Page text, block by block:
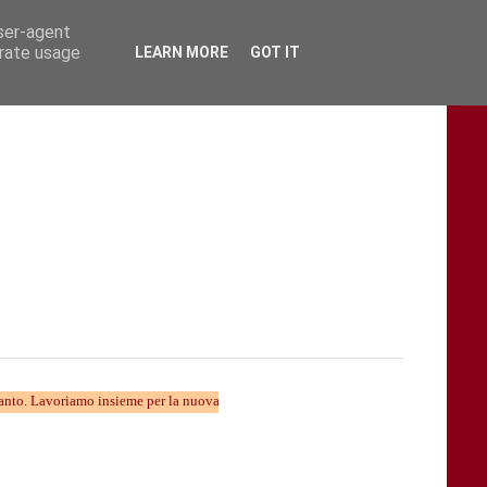
insieme per la nuova divulgazione...... TARAStv e' parte della Taranto
agent
usage
LEARN MORE GOT IT